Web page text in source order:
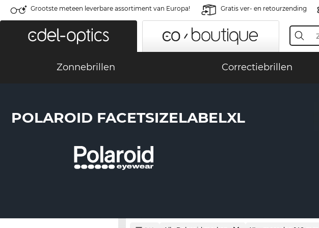
Grootste meteen leverbare assortiment van Europa! Gratis ver- en retourzending
Zonnebrillen Correctiebrillen
POLAROID FACETSIZELABELXL